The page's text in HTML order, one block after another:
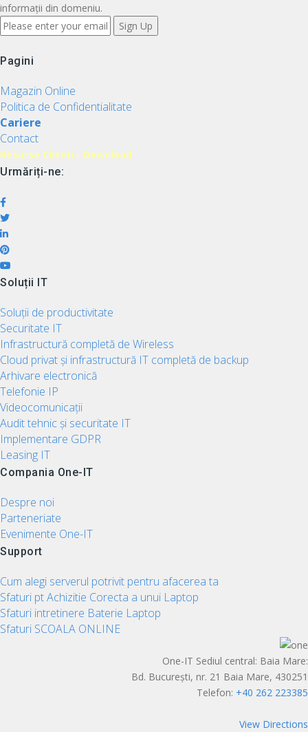
informații din domeniu.
Pagini
Magazin Online
Politica de Confidentialitate
Cariere
Contact
Resurse Clienți - Download
Urmăriți-ne:
Soluții IT
Soluții de productivitate
Securitate IT
Infrastructură completă de Wireless
Cloud privat și infrastructură IT completă de backup
Arhivare electronică
Telefonie IP
Videocomunicații
Audit tehnic și securitate IT
Implementare GDPR
Leasing IT
Compania One-IT
Despre noi
Parteneriate
Evenimente One-IT
Support
Cum alegi serverul potrivit pentru afacerea ta
Sfaturi pt Achizitie Corecta a unui Laptop
Sfaturi intretinere Baterie Laptop
Sfaturi SCOALA ONLINE
One-IT Sediul central: Baia Mare:
Bd. București, nr. 21 Baia Mare, 430251
Telefon: +40 262 223385
View Directions